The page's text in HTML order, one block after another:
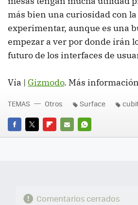
más bien una curiosidad con la
experimentar, aunque es una
empezar a ver por donde irán
futuro de los interfaces de
Vía | Gizmodo. Más
FACEBOOK
TWITTERFLIPBOARD
E-
WHATSAPP
TEMAS Otros Surface
Comentarios cerrados